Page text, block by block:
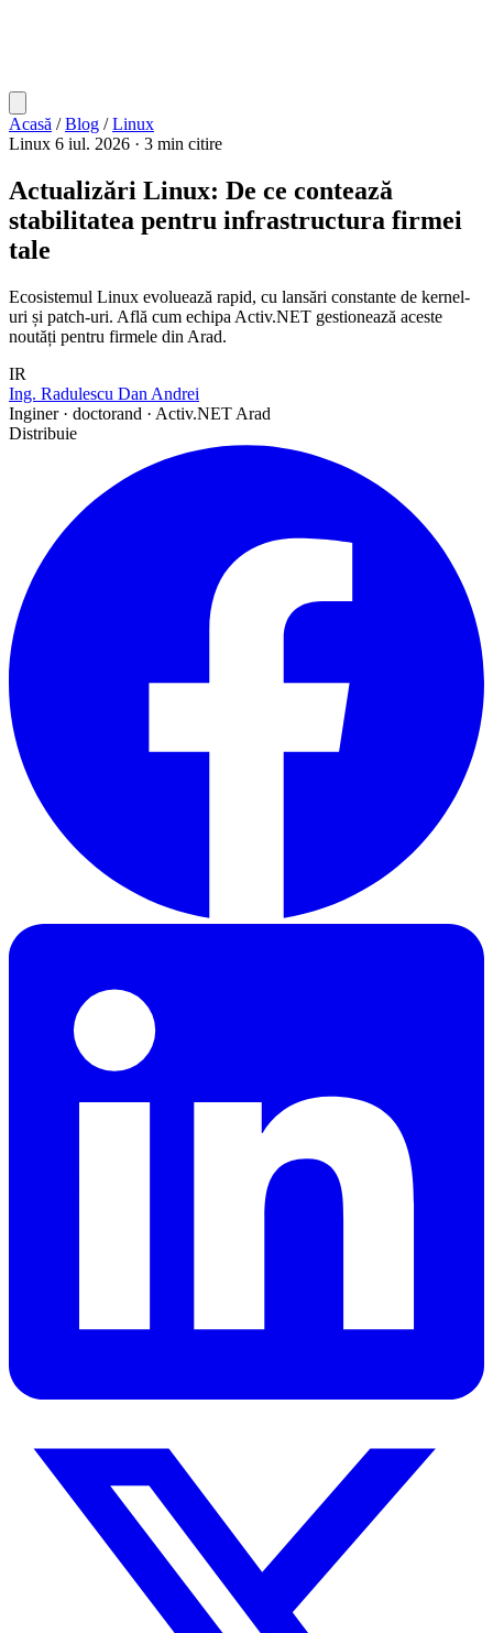
Acasă / Blog / Linux
Linux 6 iul. 2026 · 3 min citire
Actualizări Linux: De ce contează
stabilitatea pentru infrastructura firmei
tale
Ecosistemul Linux evoluează rapid, cu lansări constante de kernel-
uri și patch-uri. Află cum echipa Activ.NET gestionează aceste
noutăți pentru firmele din Arad.
IR
Ing. Radulescu Dan Andrei
Inginer · doctorand · Activ.NET Arad
Distribuie